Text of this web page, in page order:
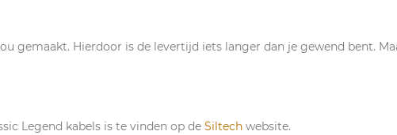
gemaakt. Hierdoor is de levertijd iets langer dan je gewend bent.
Legend kabels is te vinden op de Siltech website.